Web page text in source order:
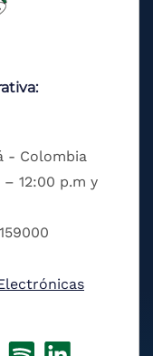
- Colombia
12:00 p.m y